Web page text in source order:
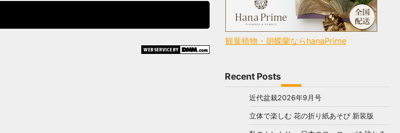
観葉植物・胡蝶蘭ならhanaPrime
Recent Posts
近代盆栽2026年9月号
立体で楽しむ 花の折り紙あそび 新装版